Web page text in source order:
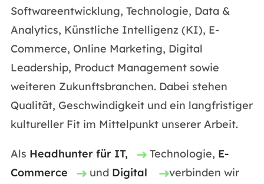
Softwareentwicklung, Technologie, Data &
Analytics, Künstliche Intelligenz (KI), E-
Commerce, Online Marketing, Digital
Leadership, Product Management sowie
weiteren Zukunftsbranchen. Dabei stehen
Qualität, Geschwindigkeit und ein langfristiger
kultureller Fit im Mittelpunkt unserer Arbeit.
Als Headhunter für IT, Technologie, E-
Commerce
und Digital
verbinden wir